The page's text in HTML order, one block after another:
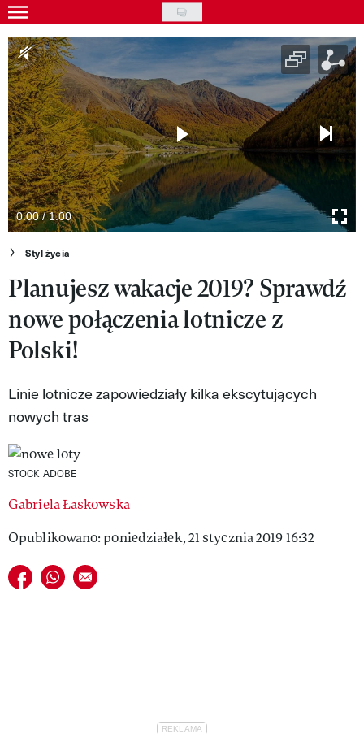
Skip
to
main
content
Gwiazdy
Ludzie
Moda
Uroda
Styl życia
Kultura
Wideo
Nasze akcje
VIVA!ART
VIVA!MODA
VIVA!MAN
VIVA!PEOPLE POWER
0:00 / 1:00
Styl życia
Planujesz wakacje 2019? Sprawdź
nowe połączenia lotnicze z
Polski!
Linie lotnicze zapowiedziały kilka ekscytujących
nowych tras
STOCK ADOBE
Gabriela Łaskowska
Opublikowano: poniedziałek, 21 stycznia 2019 16:32
Udostępnij na facebook
Udostępnij na whatsapp
E-mail do przyjaciela